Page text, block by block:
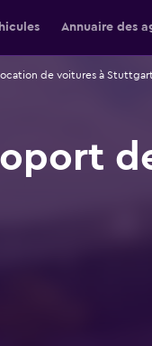
Annuaire des
de voitures à Stuttgart